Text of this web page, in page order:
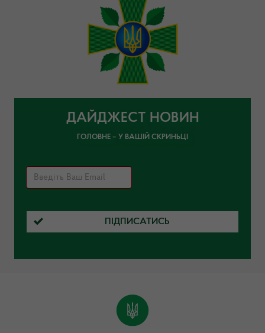
ДАЙДЖЕСТ НОВИН
ГОЛОВНЕ – У ВАШІЙ СКРИНЬЦІ
ПІДПИСАТИСЬ